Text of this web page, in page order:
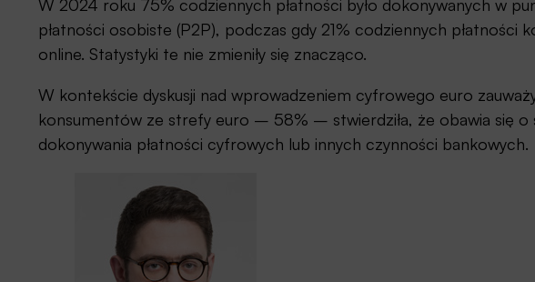
W 2024 roku 75% codziennych płatności było dokonywanych w
płatności osobiste (P2P), podczas gdy 21% codziennych płatności
online. Statystyki te nie zmieniły się znacząco.
W kontekście dyskusji nad wprowadzeniem cyfrowego euro
konsumentów ze strefy euro – 58% – stwierdziła, że obawia się o
dokonywania płatności cyfrowych lub innych czynności bankowych.